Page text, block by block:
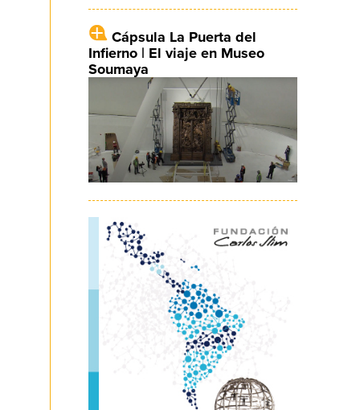
Cápsula La Puerta del
Infierno | El viaje en Museo
Soumaya